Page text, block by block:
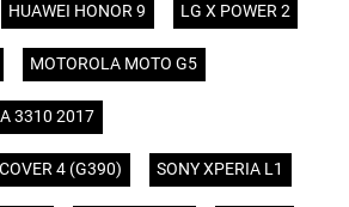
HUAWEI HONOR 9 LG X POWER 2
MOTOROLA MOTO G5
3310 2017
4 (G390) SONY XPERIA L1